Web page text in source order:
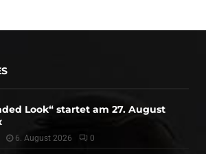
Look“ startet am 27. August
6. August 2026 0